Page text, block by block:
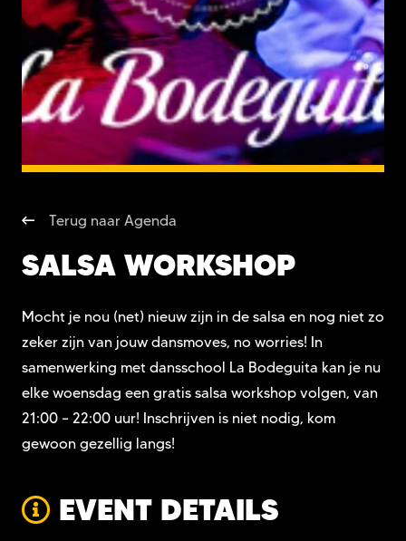
Terug naar Agenda
SALSA WORKSHOP
Mocht je nou (net) nieuw zijn in de salsa en nog niet zo
zeker zijn van jouw dansmoves, no worries! In
samenwerking met dansschool La Bodeguita kan je nu
elke woensdag een gratis salsa workshop volgen, van
21:00 – 22:00 uur! Inschrijven is niet nodig, kom
gewoon gezellig langs!
EVENT DETAILS